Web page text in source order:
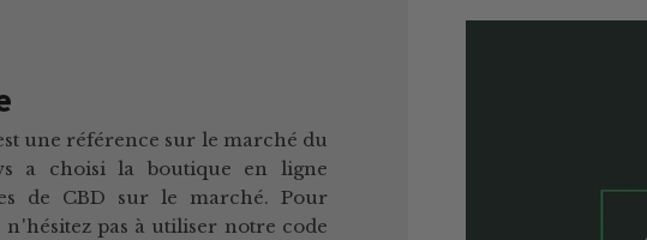
une référence sur le marché du
a choisi la boutique en ligne
de CBD sur le marché. Pour
pas à utiliser notre code